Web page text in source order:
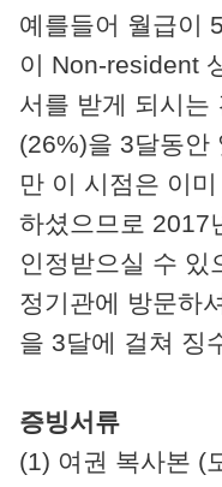
예를들어 월급이
이 Non-resident
서를 받게 되시는
(26%)을 3달동안
만 이 시점은 이
하셨으므로 2017
인정받으실 수 있
정기관에 방문하
을 3달에 걸쳐 징
증빙서류
(1) 여권 복사본 (